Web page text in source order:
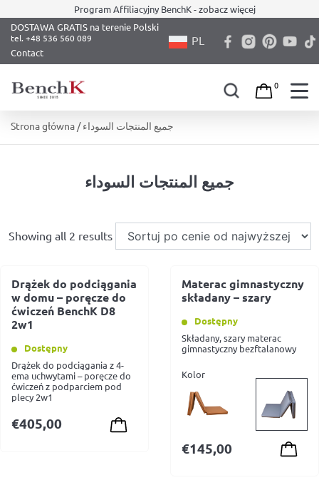
content
Program Affiliacyjny BenchK - zobacz więcej
DOSTAWA GRATIS na terenie Polski
Contact
PL
0
Strona główna / جميع المنتجات السوداء
جميع المنتجات السوداء
Showing all 2 results
Drążek do podciągania
w domu – poręcze do
ćwiczeń BenchK D8
2w1
Dostępny
Drążek do podciągania z 4-
ema uchwytami – poręcze do
ćwiczeń z podparciem pod
plecy 2w1
€405,00
Materac gimnastyczny
składany – szary
Dostępny
Składany, szary materac
gimnastyczny bezftalanowy
Kolor
€145,00